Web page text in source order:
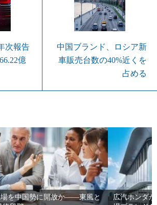
次報告
億
中国ブランド、ロシア新
車販売台数の40%近くを
占める
場を中国勢に開放か――東風と
広汽ホンダ